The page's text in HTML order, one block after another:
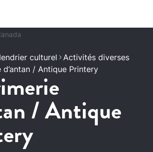
culturel
Activités diverses
d’antan / Antique Printery
/ Antique